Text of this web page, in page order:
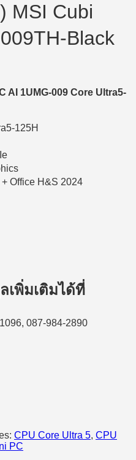
MSI Cubi
Black
AI 1UMG-009 Core Ultra5-
125H
Office H&S 2024
เพิ่มเติมได้ที่
087-984-2890
CPU Core Ultra 5, CPU
PC